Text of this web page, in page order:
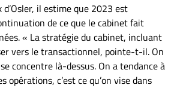
il estime que 2023 est
de ce que le cabinet fait
« La stratégie du cabinet, incluant
vers le transactionnel, pointe-t-il. On
concentre là-dessus. On a tendance à
opérations, c’est ce qu’on vise dans